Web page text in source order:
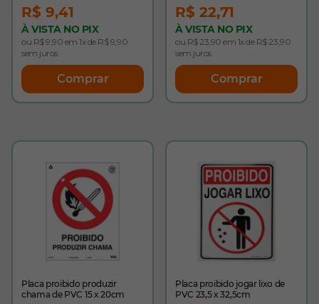
R$ 9,41
À VISTA NO PIX
ou R$ 9,90 em 1x de R$ 9,90
sem juros
Comprar
R$ 22,71
À VISTA NO PIX
ou R$ 23,90 em 1x de R$ 23,90
sem juros
Comprar
Placa proibido produzir
chama de PVC 15 x 20cm
Placa proibido jogar lixo de
PVC 23,5 x 32,5cm